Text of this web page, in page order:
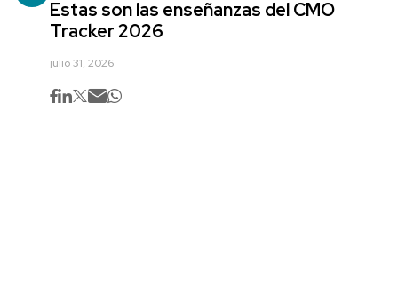
Estas son las enseñanzas del CMO
Tracker 2026
julio 31, 2026